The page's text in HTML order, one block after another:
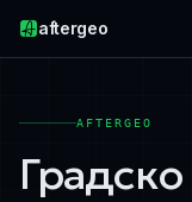
aftergeo
AFTERGEO